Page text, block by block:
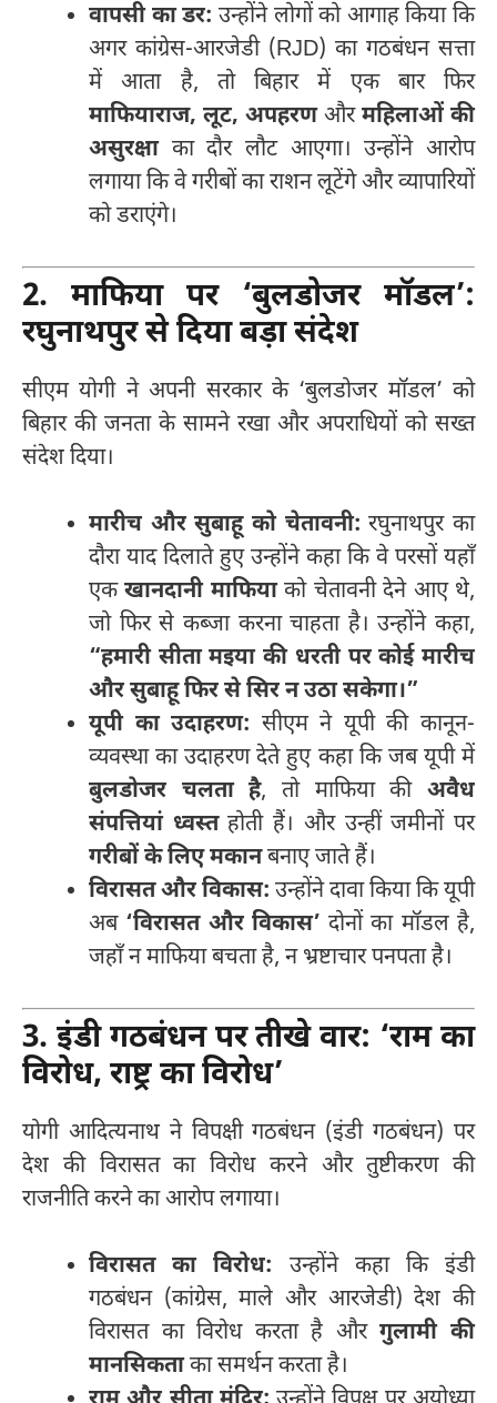
वापसी का डर: उन्होंने लोगों को आगाह किया कि
अगर कांग्रेस-आरजेडी (RJD) का गठबंधन सत्ता
में आता है, तो बिहार में एक बार फिर
माफियाराज, लूट, अपहरणऔरमहिलाओं की
असुरक्षाका दौर लौट आएगा। उन्होंने आरोप
लगाया कि वे गरीबों का राशन लूटेंगे और व्यापारियों
को डराएंगे।
2. माफिया पर ‘बुलडोजर मॉडल’:
रघुनाथपुर से दिया बड़ा संदेश
सीएम योगी ने अपनी सरकार के ‘बुलडोजर मॉडल’ को
बिहार की जनता के सामने रखा और अपराधियों को सख्त
संदेश दिया।
मारीच और सुबाहू को चेतावनी: रघुनाथपुर का
दौरा याद दिलाते हुए उन्होंने कहा कि वे परसों यहाँ
एकखानदानी माफियाको चेतावनी देने आए थे,
जो फिर से कब्जा करना चाहता है। उन्होंने कहा,
“हमारी सीता मइया की धरती पर कोई मारीच
और सुबाहू फिर से सिर न उठा सकेगा।”
यूपी का उदाहरण: सीएम ने यूपी की कानून-
व्यवस्था का उदाहरण देते हुए कहा कि जब यूपी में
बुलडोजर चलता है, तो माफिया कीअवैध
संपत्तियां ध्वस्तहोती हैं। और उन्हीं जमीनों पर
गरीबों के लिए मकानबनाए जाते हैं।
विरासत और विकास: उन्होंने दावा किया कि यूपी
अब ‘विरासत और विकास’ दोनों का मॉडल है,
जहाँ न माफिया बचता है, न भ्रष्टाचार पनपता है।
3. इंडी गठबंधन पर तीखे वार: ‘राम का
विरोध, राष्ट्र का विरोध’
योगी आदित्यनाथ ने विपक्षी गठबंधन (इंडी गठबंधन) पर
देश की विरासत का विरोध करने और तुष्टीकरण की
राजनीति करने का आरोप लगाया।
विरासत का विरोध: उन्होंने कहा कि इंडी
गठबंधन (कांग्रेस, माले और आरजेडी) देश की
विरासत का विरोध करता है औरगुलामी की
मानसिकताका समर्थन करता है।